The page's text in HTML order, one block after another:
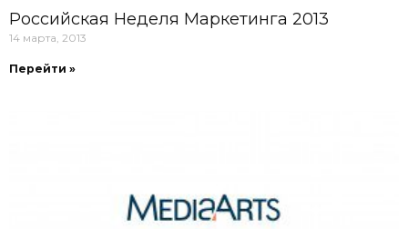
Российская Неделя Маркетинга 2013
14 марта, 2013
Перейти »